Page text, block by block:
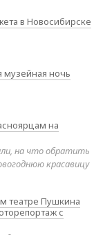
в Новосибирске
музейная ночь
на
на что обратить
красавицу
театре Пушкина
с